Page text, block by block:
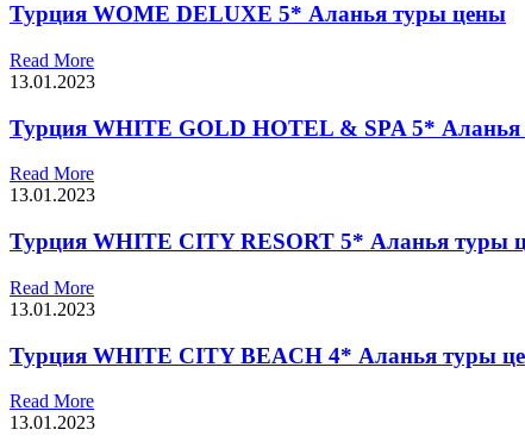
Турция WOME DELUXE 5* Аланья туры цены
Read More
13.01.2023
Турция WHITE GOLD HOTEL & SPA 5*
Read More
13.01.2023
Турция WHITE CITY RESORT 5* Аланья туры
Read More
13.01.2023
Турция WHITE CITY BEACH 4* Аланья туры
Read More
13.01.2023